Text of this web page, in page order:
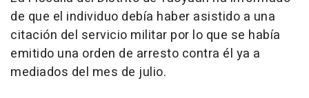
de que el individuo debía haber asistido a una
citación del servicio militar por lo que se había
emitido una orden de arresto contra él ya a
mediados del mes de julio.